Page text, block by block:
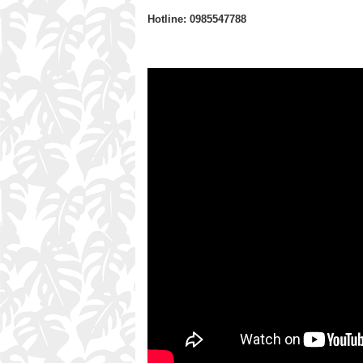
Hotline: 0985547788